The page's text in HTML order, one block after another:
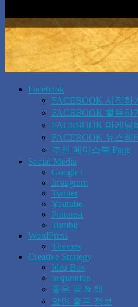
Facebook
FACEBOOK 시작하기
FACEBOOK 활용하기
FACEBOOK 마케팅
FACEBOOK 뉴스레
추천 페이스북 Page
Social Media
Google+
Instagram
Twitter
Youtube
Pinterest
Tumblr
WordPress
Themes
Creative Strategy
Idea Box
Inspiration
좋은 글 & 책
알면 좋은 정보